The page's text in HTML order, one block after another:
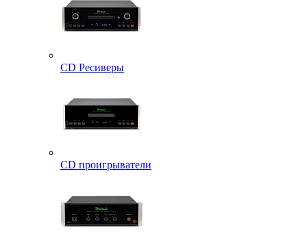
CD Ресиверы
CD проигрыватели